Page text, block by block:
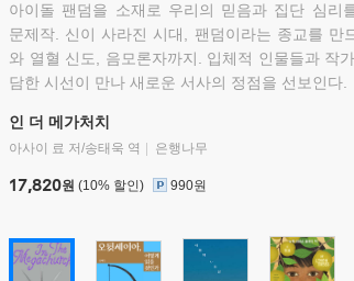
아이돌 팬덤을 소재로 우리의 믿음과 집단 심리
문제작. 신이 사라진 시대, 팬덤이라는 종교를 만
와 열혈 신도, 음모론자까지. 입체적 인물들과 작
담한 시선이 만나 새로운 서사의 정점을 선보인다.
인 더 메가처치
아사이 료 저/송태욱 역 은행나무
17,820원 (10% 할인) 990원